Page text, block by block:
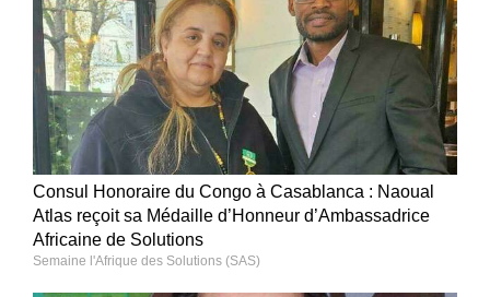
Consul Honoraire du Congo à Casablanca : Naoual
Atlas reçoit sa Médaille d’Honneur d’Ambassadrice
Africaine de Solutions
Semaine l'Afrique des Solutions (SAS)